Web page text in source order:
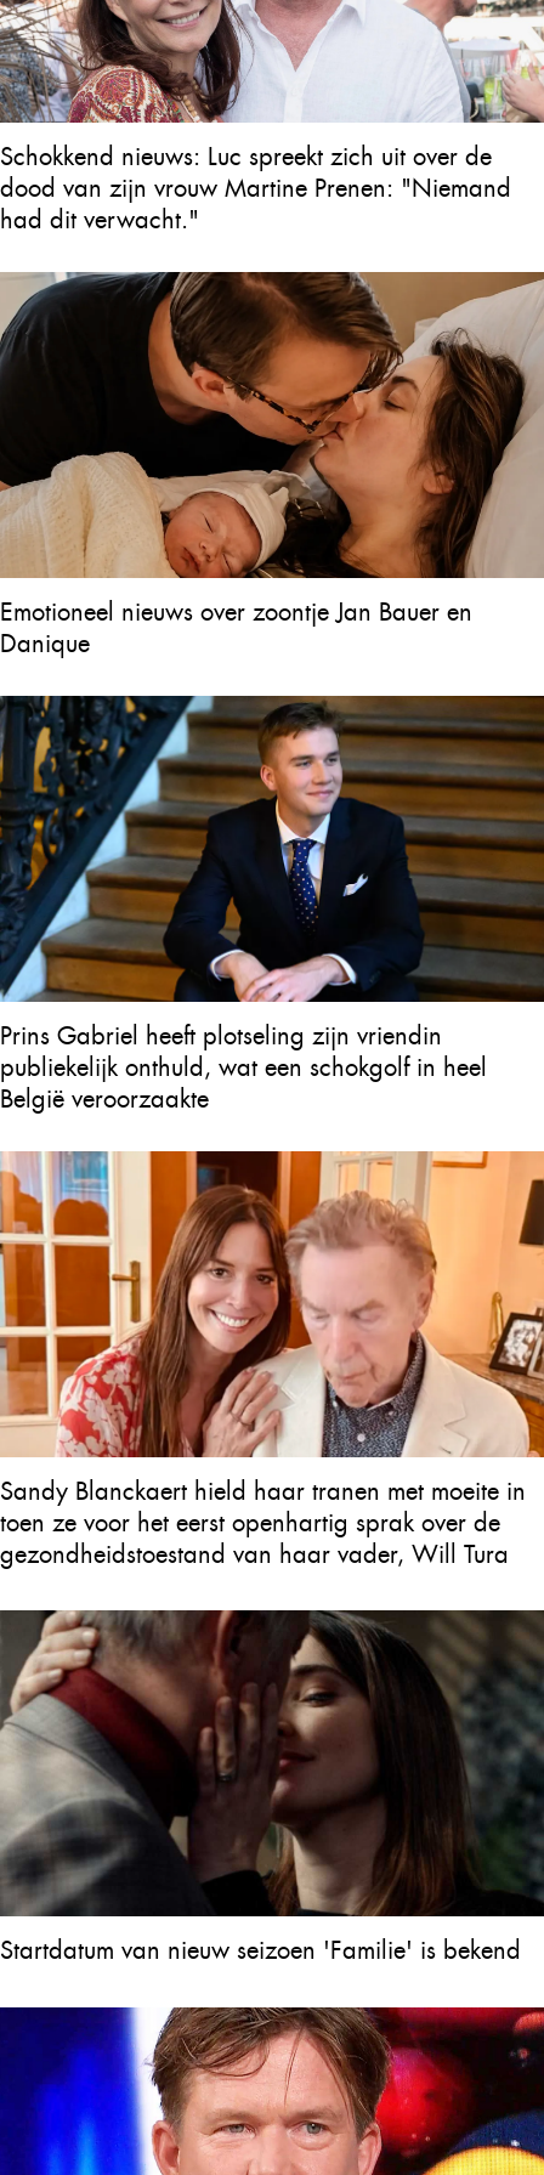
Schokkend nieuws: Luc spreekt zich uit over de
dood van zijn vrouw Martine Prenen: "Niemand
had dit verwacht."
Emotioneel nieuws over zoontje Jan Bauer en
Danique
Prins Gabriel heeft plotseling zijn vriendin
publiekelijk onthuld, wat een schokgolf in heel
België veroorzaakte
Sandy Blanckaert hield haar tranen met moeite in
toen ze voor het eerst openhartig sprak over de
gezondheidstoestand van haar vader, Will Tura
Startdatum van nieuw seizoen 'Familie' is bekend